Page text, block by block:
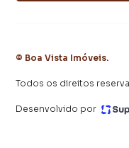
conforto e segurança.
Entre em contato e
única para posicionar
© Boa Vista Imóveis.
Todos os direitos
Desenvolvido por